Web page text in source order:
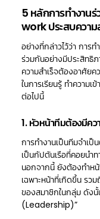
5 หลักการทำงานร่
work ประสบความ
อย่างที่กล่าวไว้ว่า การ
ร่วมกันอย่างมีประสิทธิ
ความสำเร็จต้องอาศัย
ในการเรียนรู้ ทำความ
ต่อไปนี้
1. หัวหน้าทีมต้องมีคว
การทำงานเป็นทีมจำเป็
เป็นกัปตันเรือที่คอยนำ
นอกจากนี้ ยังต้องทำห
เฉพาะหน้าที่เกิดขึ้น รว
ของสมาชิกในกลุ่ม ดังนั้
(Leadership)”